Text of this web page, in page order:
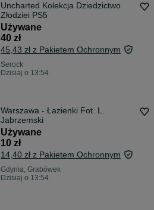
Uncharted Kolekcja Dziedzictwo
Złodziei PS5
Używane
40 zł
45,43 zł z Pakietem Ochronnym
Serock
Dzisiaj o 13:54
Warszawa - Łazienki Fot. L.
Jabrzemski
Używane
10 zł
14,40 zł z Pakietem Ochronnym
Gdynia, Grabówek
Dzisiaj o 13:54